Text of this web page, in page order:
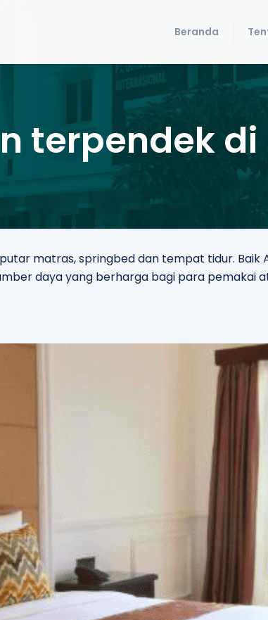
Beranda
terpendek di
matras, springbed dan tempat tidur. Baik
daya yang berharga bagi para pemakai